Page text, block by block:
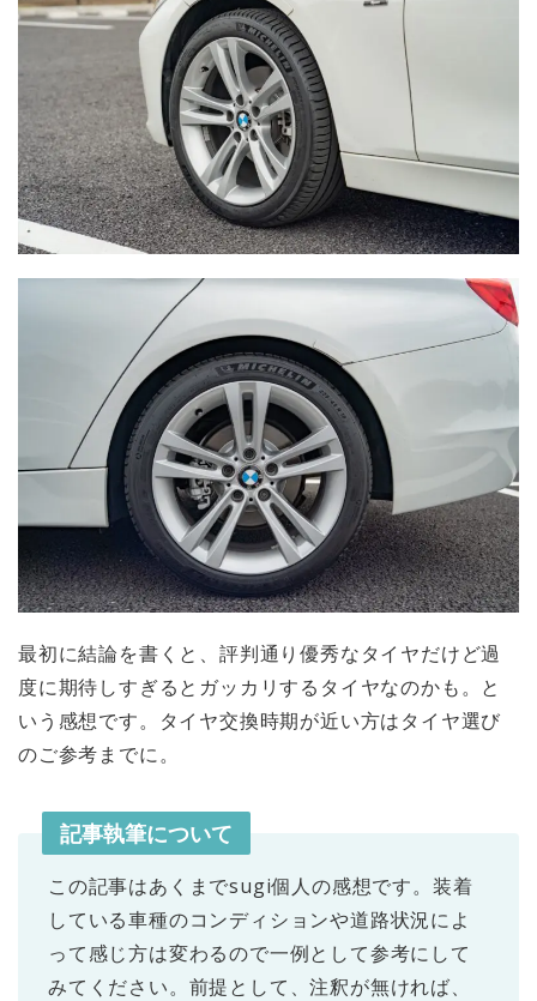
最初に結論を書くと、評判通り優秀なタイヤだけど過
度に期待しすぎるとガッカリするタイヤなのかも。と
いう感想です。タイヤ交換時期が近い方はタイヤ選び
のご参考までに。
記事執筆について
この記事はあくまでsugi個人の感想です。装着
している車種のコンディションや道路状況によ
って感じ方は変わるので一例として参考にして
みてください。前提として、注釈が無ければ、